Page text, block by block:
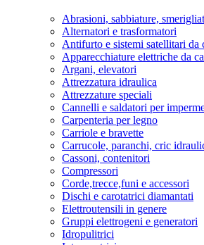
Abrasioni, sabbiature,
Alternatori e trasformatori
Antifurto e sistemi satellitari da
Apparecchiature elettriche da
Argani, elevatori
Attrezzatura idraulica
Attrezzature speciali
Cannelli e saldatori per
Carpenteria per legno
Carriole e bravette
Carrucole, paranchi, cric
Cassoni, contenitori
Compressori
Corde,trecce,funi e accessori
Dischi e carotatrici diamantati
Elettroutensili in genere
Gruppi elettrogeni e generatori
Idropulitrici